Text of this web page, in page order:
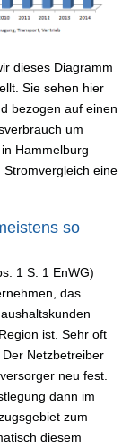
dieses Diagramm
Sie sehen hier
bezogen auf einen
um
Hammelburg
eine
so
1 S. 1 EnWG)
das
ist. Sehr oft
Netzbetreiber
neu fest.
dann im
zum
diesem